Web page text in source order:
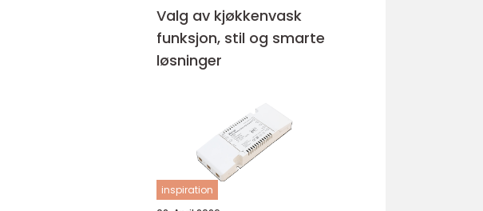
Valg av kjøkkenvask
funksjon, stil og smarte
løsninger
inspiration